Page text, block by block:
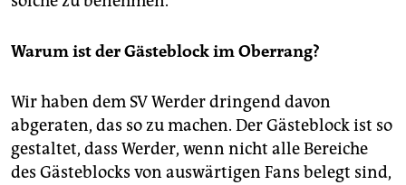
Warum ist der Gästeblock im Oberrang?
Wir haben dem SV Werder dringend davon
abgeraten, das so zu machen. Der Gästeblock ist so
gestaltet, dass Werder, wenn nicht alle Bereiche
des Gästeblocks von auswärtigen Fans belegt sind,